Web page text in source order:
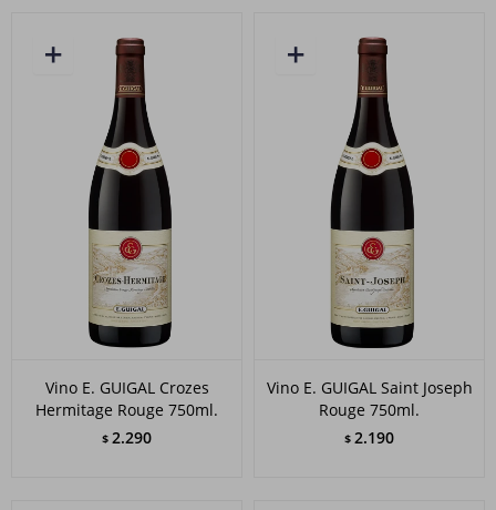
Vino E. GUIGAL Crozes
Hermitage Rouge 750ml.
$ 2.290
Vino E. GUIGAL Saint Joseph
Rouge 750ml.
$ 2.190